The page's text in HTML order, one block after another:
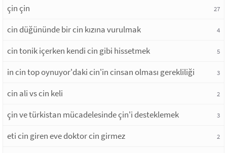
çin çin 27
cin düğününde bir cin kızına vurulmak 4
cin tonik içerken kendi cin gibi hissetmek 5
in cin top oynuyor'daki cin'in cinsan olması gerekliliği 3
cin ali vs cin keli 2
çin ve türkistan mücadelesinde çin'i desteklemek 3
eti cin giren eve doktor cin girmez 2